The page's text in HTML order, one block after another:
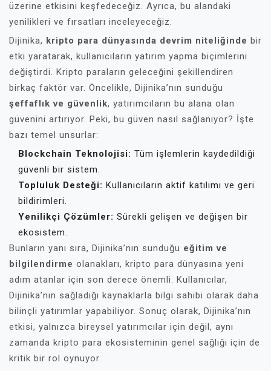
üzerine etkisini keşfedeceğiz. Ayrıca, bu alandaki
yenilikleri ve fırsatları inceleyeceğiz.
Dijinika, kripto para dünyasında devrim niteliğinde bir
etki yaratarak, kullanıcıların yatırım yapma biçimlerini
değiştirdi. Kripto paraların geleceğini şekillendiren
birkaç faktör var. Öncelikle, Dijinika’nın sunduğu
şeffaflık ve güvenlik, yatırımcıların bu alana olan
güvenini artırıyor. Peki, bu güven nasıl sağlanıyor? İşte
bazı temel unsurlar:
Blockchain Teknolojisi: Tüm işlemlerin kaydedildiği
güvenli bir sistem.
Topluluk Desteği: Kullanıcıların aktif katılımı ve geri
bildirimleri.
Yenilikçi Çözümler: Sürekli gelişen ve değişen bir
ekosistem.
Bunların yanı sıra, Dijinika’nın sunduğu eğitim ve
bilgilendirme olanakları, kripto para dünyasına yeni
adım atanlar için son derece önemli. Kullanıcılar,
Dijinika’nın sağladığı kaynaklarla bilgi sahibi olarak daha
bilinçli yatırımlar yapabiliyor. Sonuç olarak, Dijinika’nın
etkisi, yalnızca bireysel yatırımcılar için değil, aynı
zamanda kripto para ekosisteminin genel sağlığı için de
kritik bir rol oynuyor.